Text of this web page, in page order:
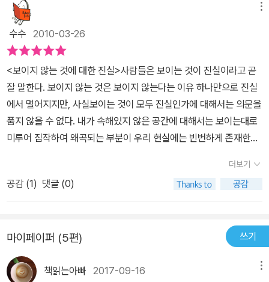
어 놓았다는 생각에 괴로워하는 힐러리는 매일매일 요정마을을 살핀
다. 처음 사라케이트를 알게 된 그곳에서 지나간 시간들을 떠올리며,
사라케이트가 알려 준 요정 이야기가 하나같이 사라케이트 자신의 이
야기였다는 것을 깨닫는다. 요정은 사라케이트를 대변하는 존재였던
것이다. 힐러리는 새롭게 보수되고 단장되는 옆집을 바라보다가 요정
마을을 자기 집 뒤뜰로 옮기기로 마음먹는다. 보이는 것이 진리인 세
상에서 다르게 살기를 선택한 두 소녀 범죄자인 아빠와 아이를 방치
하는 엄마(사람들의 얘기에 따르자면) 사이에서 되는 대로 입고, 먹
고, 행동하는 사라케이트. 주워 온 장화를 신고, 허여멀건 죽에 설탕을
잡풀과 엉겅퀴가 무성하고, 유리 조각이며 철사며 시커먼 타이어가
도다. 튼튼한 사과나무와 멋지게 기둥을 타고 올라가는 아이비, 온 동
네 새들이 몰려와서 헤엄을 치고, 다람쥐와 청솔모까지 미역을 감으
러 올 정도로 잘 정돈된 힐러리네 정원과 대비되어 더욱 음산해 보인
다. 그러나 겉으로는 불량하고 다른 사람들과 어울릴 자격이 없어 보
수수 2010-03-26
<보이지 않는 것에 대한 진실>사람들은 보이는 것이 진실이라고 곧
잘 말한다. 보이지 않는 것은 보이지 않는다는 이유 하나만으로 진실
에서 멀어지지만, 사실보이는 것이 모두 진실인가에 대해서는 의문을
품지 않을 수 없다. 내가 속해있지 않은 공간에 대해서는 보이는대로
미루어 짐작하여 왜곡되는 부분이 우리 현실에는 빈번하게 존재한다.
들의 진실에 대해서 이야기하고 있다. 물론 다른 사람들에게는 왜곡
되어 보이지만 마음이 통한 두 소녀에게는 보이는 것을 뛰어넘어 보
이지 않는 것의 진실을 교감할 수 있다.아직까지 한번도 보지 못한 요
힐러리는 사라케이트의 정원에서 요정의 마을과 첫 대면을 하게 된
다. 물론 전적으로 사라케이트가 요정의 마을이라고 설명하는 것이지
만. 힐러리 역시 보통 아이들처럼 진짜?가짜?라는 마음이 오락가락
더보기
공감 (1) 댓글 (0)
마이페이퍼 (5편) 쓰기
책읽는아빠 2017-09-16